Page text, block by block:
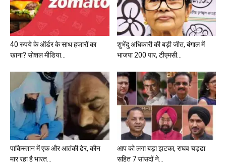
40 रुपये के ऑर्डर के साथ हजारों का
खाना? सोशल मीडिया...
शुभेंदु अधिकारी की बड़ी जीत, बंगाल में
भाजपा 200 पार, टीएमसी...
पाकिस्तान में एक और आतंकी ढेर, कौन
मार रहा है भारत...
आप को लगा बड़ा झटका, राघव चड्ढा
सहित 7 सांसदों ने...